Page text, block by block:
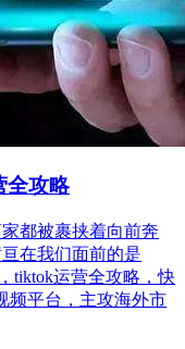
全攻略
都被裹挟着向前奔
在我们面前的是
tiktok运营全攻略，快
频平台，主攻海外市